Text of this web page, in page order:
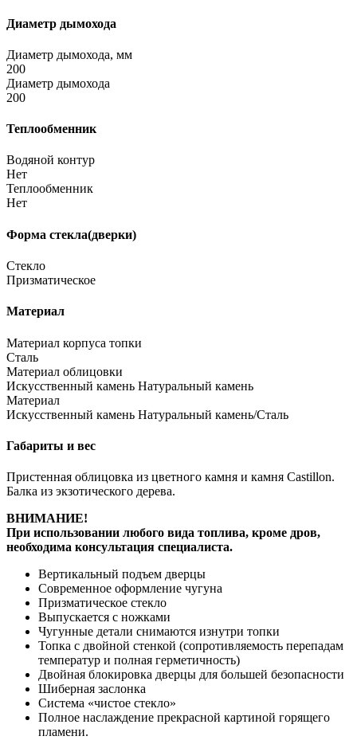
Диаметр дымохода
Диаметр дымохода, мм
200
Диаметр дымохода
200
Теплообменник
Водяной контур
Нет
Теплообменник
Нет
Форма стекла(дверки)
Стекло
Призматическое
Материал
Материал корпуса топки
Сталь
Материал облицовки
Искусственный камень Натуральный камень
Материал
Искусственный камень Натуральный камень/Сталь
Габариты и вес
Пристенная облицовка из цветного камня и камня Castillon.
Балка из экзотического дерева.
ВНИМАНИЕ!
При использовании любого вида топлива, кроме дров,
необходима консультация специалиста.
Вертикальный подъем дверцы
Современное оформление чугуна
Призматическое стекло
Выпускается с ножками
Чугунные детали снимаются изнутри топки
Топка с двойной стенкой (сопротивляемость перепадам
температур и полная герметичность)
Двойная блокировка дверцы для большей безопасности
Шиберная заслонка
Система «чистое стекло»
Полное наслаждение прекрасной картиной горящего
пламени.